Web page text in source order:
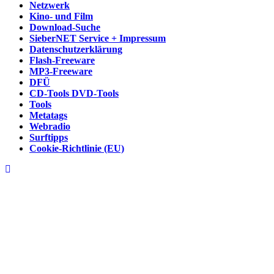
Netzwerk
Kino- und Film
Download-Suche
SieberNET Service + Impressum
Datenschutzerklärung
Flash-Freeware
MP3-Freeware
DFÜ
CD-Tools DVD-Tools
Tools
Metatags
Webradio
Surftipps
Cookie-Richtlinie (EU)